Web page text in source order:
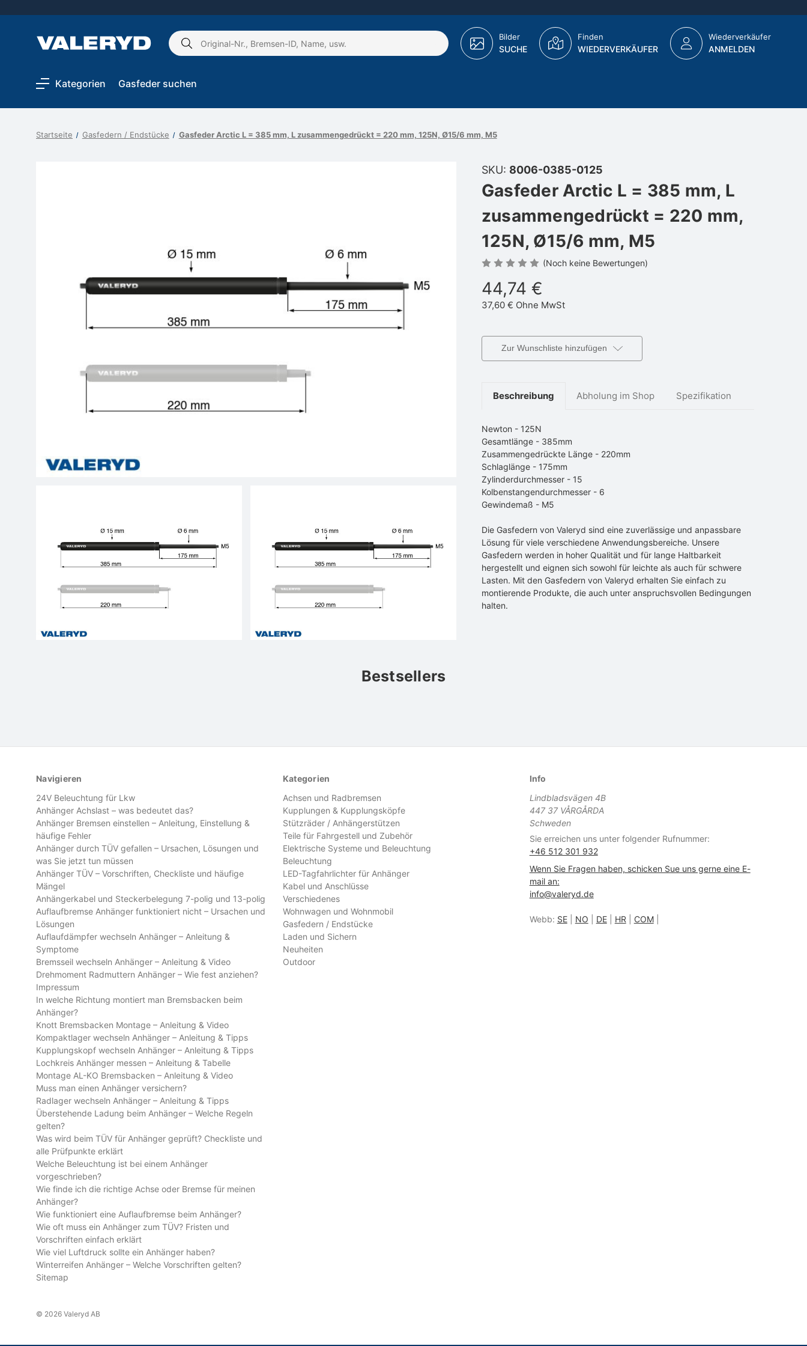
Schlagwort
Bilder
SUCHE
Finden
WIEDERVERKÄUFER
Wiederverkäufer
ANMELDEN
Kategorien Gasfeder suchen
Startseite Gasfedern / Endstücke Gasfeder Arctic L = 385 mm, L zusammengedrückt = 220 mm, 125N, Ø15/6 mm, M5
SKU: 8006-0385-0125
Gasfeder Arctic L = 385 mm, L
zusammengedrückt = 220 mm,
125N, Ø15/6 mm, M5
(Noch keine Bewertungen)
44,74 €
37,60 € Ohne MwSt
Zur Wunschliste hinzufügen
Beschreibung Abholung im Shop Spezifikation
Newton - 125N
Gesamtlänge - 385mm
Zusammengedrückte Länge - 220mm
Schlaglänge - 175mm
Zylinderdurchmesser - 15
Kolbenstangendurchmesser - 6
Gewindemaß - M5
Die Gasfedern von Valeryd sind eine zuverlässige und anpassbare
Lösung für viele verschiedene Anwendungsbereiche. Unsere
Gasfedern werden in hoher Qualität und für lange Haltbarkeit
hergestellt und eignen sich sowohl für leichte als auch für schwere
Lasten. Mit den Gasfedern von Valeryd erhalten Sie einfach zu
montierende Produkte, die auch unter anspruchsvollen Bedingungen
halten.
Bestsellers
Navigieren
24V Beleuchtung für Lkw
Anhänger Achslast – was bedeutet das?
Anhänger Bremsen einstellen – Anleitung, Einstellung &
häufige Fehler
Anhänger durch TÜV gefallen – Ursachen, Lösungen und
was Sie jetzt tun müssen
Anhänger TÜV – Vorschriften, Checkliste und häufige
Mängel
Anhängerkabel und Steckerbelegung 7-polig und 13-polig
Auflaufbremse Anhänger funktioniert nicht – Ursachen und
Lösungen
Auflaufdämpfer wechseln Anhänger – Anleitung &
Symptome
Bremsseil wechseln Anhänger – Anleitung & Video
Drehmoment Radmuttern Anhänger – Wie fest anziehen?
Impressum
In welche Richtung montiert man Bremsbacken beim
Anhänger?
Knott Bremsbacken Montage – Anleitung & Video
Kompaktlager wechseln Anhänger – Anleitung & Tipps
Kupplungskopf wechseln Anhänger – Anleitung & Tipps
Lochkreis Anhänger messen – Anleitung & Tabelle
Montage AL-KO Bremsbacken – Anleitung & Video
Muss man einen Anhänger versichern?
Radlager wechseln Anhänger – Anleitung & Tipps
Überstehende Ladung beim Anhänger – Welche Regeln
gelten?
Was wird beim TÜV für Anhänger geprüft? Checkliste und
alle Prüfpunkte erklärt
Welche Beleuchtung ist bei einem Anhänger
vorgeschrieben?
Wie finde ich die richtige Achse oder Bremse für meinen
Anhänger?
Wie funktioniert eine Auflaufbremse beim Anhänger?
Wie oft muss ein Anhänger zum TÜV? Fristen und
Vorschriften einfach erklärt
Wie viel Luftdruck sollte ein Anhänger haben?
Winterreifen Anhänger – Welche Vorschriften gelten?
Sitemap
Kategorien
Achsen und Radbremsen
Kupplungen & Kupplungsköpfe
Stützräder / Anhängerstützen
Teile für Fahrgestell und Zubehör
Elektrische Systeme und Beleuchtung
Beleuchtung
LED-Tagfahrlichter für Anhänger
Kabel und Anschlüsse
Verschiedenes
Wohnwagen und Wohnmobil
Gasfedern / Endstücke
Laden und Sichern
Neuheiten
Outdoor
Info
Lindbladsvägen 4B
447 37 VÅRGÅRDA
Schweden
Sie erreichen uns unter folgender Rufnummer:
+46 512 301 932
Wenn Sie Fragen haben, schicken Sue uns gerne eine E-
mail an:
info@valeryd.de
Webb: SE| NO DE| HR COM|
© 2026 Valeryd AB